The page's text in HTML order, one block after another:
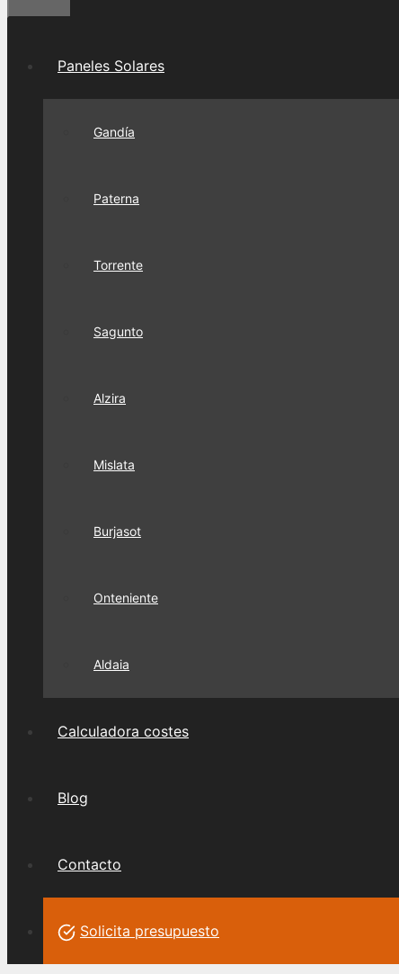
Paneles Solares
Gandía
Paterna
Torrente
Sagunto
Alzira
Mislata
Burjasot
Onteniente
Aldaia
Calculadora costes
Blog
Contacto
Solicita presupuesto